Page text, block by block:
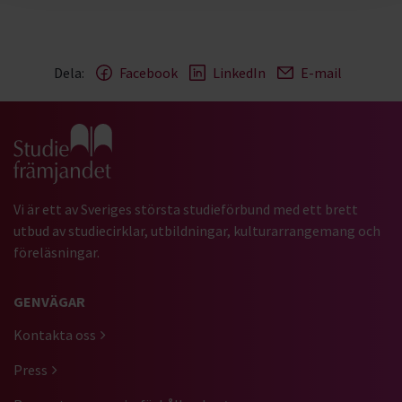
Dela: Facebook LinkedIn E-mail
Gå till studiefrämjandets startsida
Vi är ett av Sveriges största studieförbund med ett brett
utbud av studiecirklar, utbildningar, kulturarrangemang och
föreläsningar.
GENVÄGAR
Kontakta oss
Press